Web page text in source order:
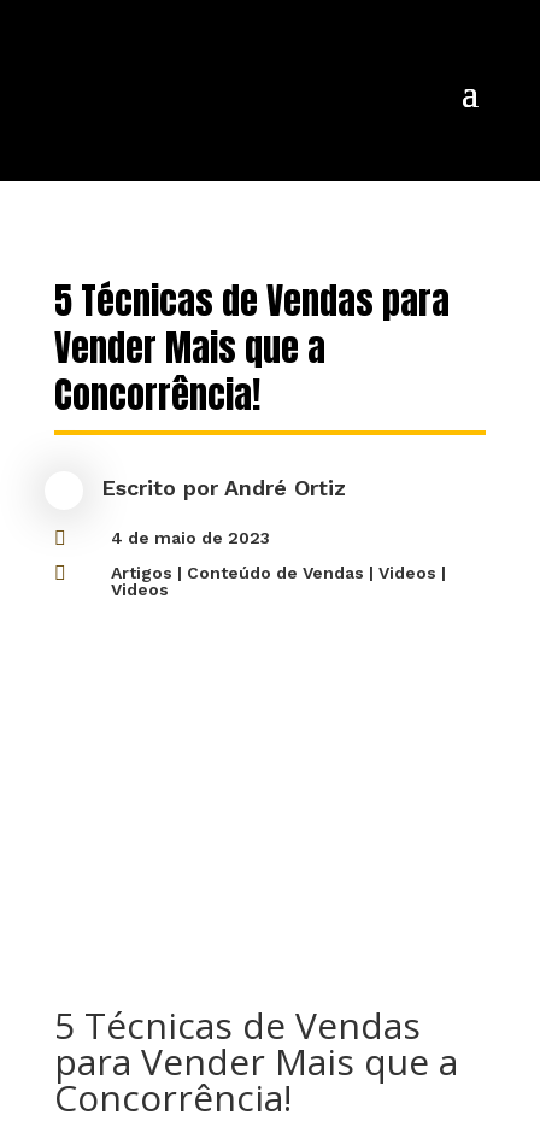
5 Técnicas de Vendas para
Vender Mais que a
Concorrência!
Escrito por André Ortiz
 4 de maio de 2023
 Artigos | Conteúdo de Vendas | Videos |
Videos
5 Técnicas de Vendas
para Vender Mais que a
Concorrência!